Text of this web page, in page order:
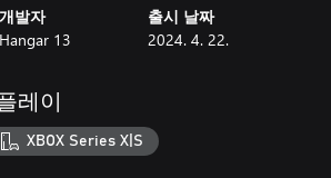
있음)이 필요합니다. 기본 게임은 별도
지 없이 온라인 기능을 수정하거나 중지할
support.2k.com/hc/en-
2K-Online-Services-Status에서 자
.
개발자
Hangar 13
출시 날짜
2024. 4. 22.
레이
XBOX Series X|S